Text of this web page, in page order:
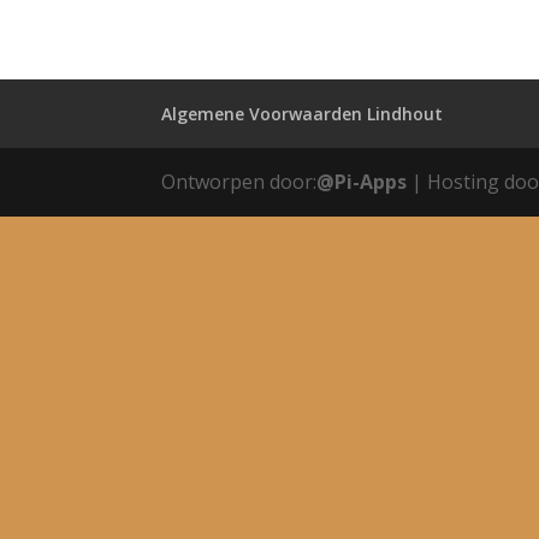
Algemene Voorwaarden Lindhout
Ontworpen door:@Pi-Apps | Hosting